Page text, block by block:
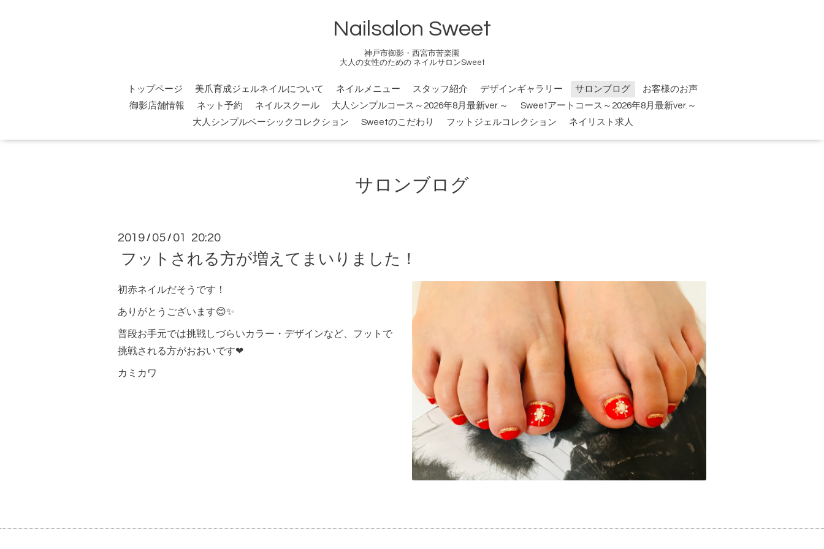
Nailsalon Sweet
神戸市御影・西宮市苦楽園
大人の女性のための ネイルサロンSweet
トップページ 美爪育成ジェルネイルについて ネイルメニュー スタッフ紹介 デザインギャラリー サロンブログ
お客様のお声
御影店舗情報
ネット予約 ネイルスクール 大人シンプルコース～2026年8月最新ver.～
Sweetアートコース～2026年8月最新ver.～
大人シンプルベーシックコレクション
Sweetのこだわり フットジェルコレクション ネイリスト求人
サロンブログ
2019 / 05 / 01 20:20
フットされる方が増えてまいりました！
初赤ネイルだそうです！
ありがとうございます😊✨
普段お手元では挑戦しづらいカラー・デザインなど、フットで
挑戦される方がおおいです❤︎
カミカワ